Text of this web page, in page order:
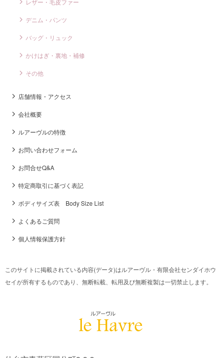
レザー・毛皮ファー
デニム・パンツ
バッグ・リュック
かけはぎ・裏地・補修
その他
店舗情報・アクセス
会社概要
ルアーヴルの特徴
お問い合わせフォーム
お問合せQ&A
特定商取引に基づく表記
ボディサイズ表 Body Size List
よくあるご質問
個人情報保護方針
このサイトに掲載されている内容(データ)はルアーヴル・有限会社センダイホウ
セイが所有するものであり、無断転載、転用及び無断複製は一切禁止します。